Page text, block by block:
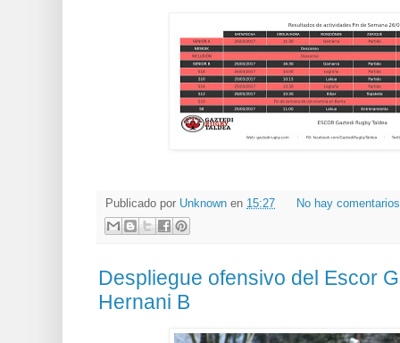
Publicado por Unknown en 15:27 No hay
Despliegue ofensivo del Escor
Hernani B